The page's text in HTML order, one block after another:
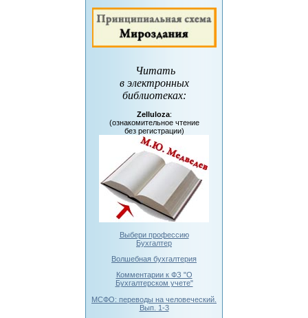
Читать
в электронных
библиотеках:
Zelluloza:
(ознакомительное чтение
без регистрации)
Выбери профессию
Бухгалтер
Волшебная бухгалтерия
Комментарии к ФЗ "О
Бухгалтерском учете"
МСФО: переводы на человеческий.
Вып. 1-3